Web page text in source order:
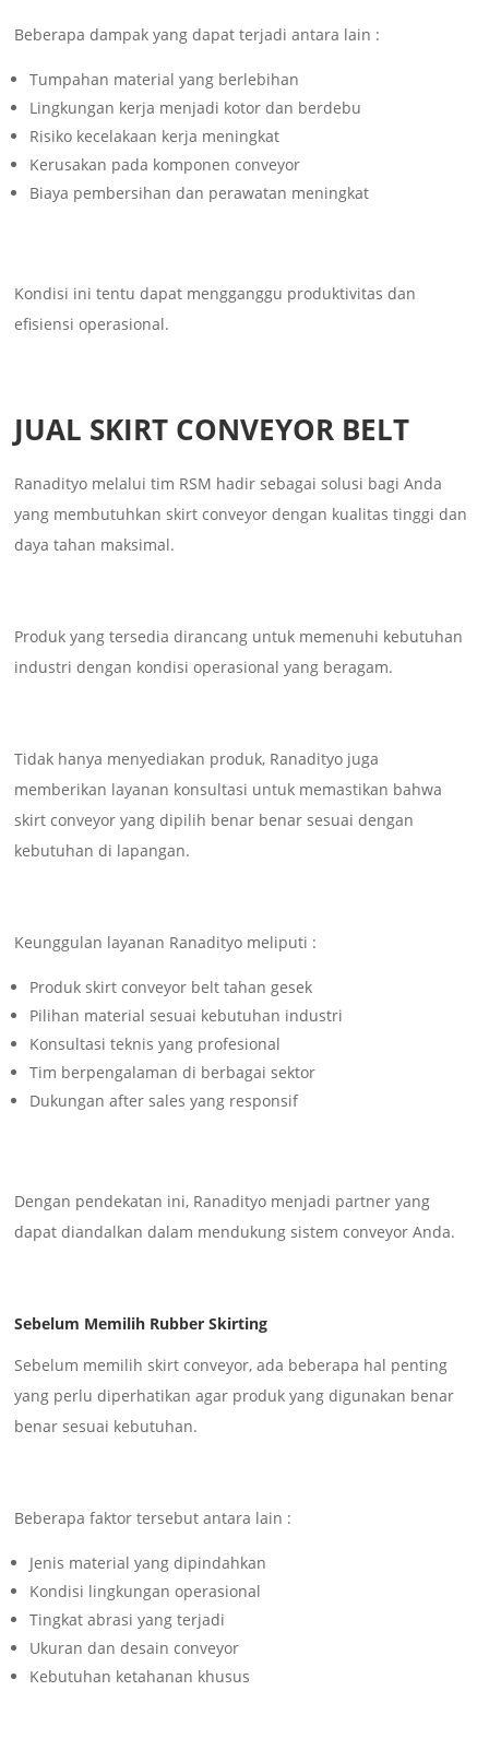
Beberapa dampak yang dapat terjadi antara lain :
Tumpahan material yang berlebihan
Lingkungan kerja menjadi kotor dan berdebu
Risiko kecelakaan kerja meningkat
Kerusakan pada komponen conveyor
Biaya pembersihan dan perawatan meningkat
Kondisi ini tentu dapat mengganggu produktivitas dan
efisiensi operasional.
JUAL SKIRT CONVEYOR BELT
Ranadityo melalui tim RSM hadir sebagai solusi bagi Anda
yang membutuhkan skirt conveyor dengan kualitas tinggi dan
daya tahan maksimal.
Produk yang tersedia dirancang untuk memenuhi kebutuhan
industri dengan kondisi operasional yang beragam.
Tidak hanya menyediakan produk, Ranadityo juga
memberikan layanan konsultasi untuk memastikan bahwa
skirt conveyor yang dipilih benar benar sesuai dengan
kebutuhan di lapangan.
Keunggulan layanan Ranadityo meliputi :
Produk skirt conveyor belt tahan gesek
Pilihan material sesuai kebutuhan industri
Konsultasi teknis yang profesional
Tim berpengalaman di berbagai sektor
Dukungan after sales yang responsif
Dengan pendekatan ini, Ranadityo menjadi partner yang
dapat diandalkan dalam mendukung sistem conveyor Anda.
Sebelum Memilih Rubber Skirting
Sebelum memilih skirt conveyor, ada beberapa hal penting
yang perlu diperhatikan agar produk yang digunakan benar
benar sesuai kebutuhan.
Beberapa faktor tersebut antara lain :
Jenis material yang dipindahkan
Kondisi lingkungan operasional
Tingkat abrasi yang terjadi
Ukuran dan desain conveyor
Kebutuhan ketahanan khusus